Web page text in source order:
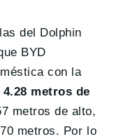
del Dolphin
BYD
con la
4.28 metros de
metros de alto,
metros. Por lo